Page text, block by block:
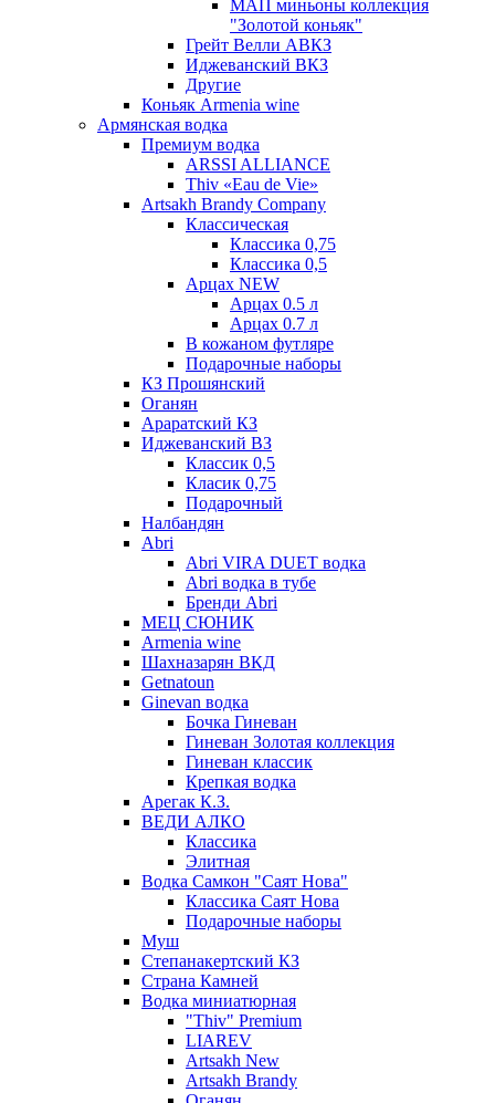
МАП миньоны коллекция
"Золотой коньяк"
Грейт Велли АВКЗ
Иджеванский ВКЗ
Другие
Коньяк Armenia wine
Армянская водка
Премиум водка
ARSSI ALLIANCE
Thiv «Eau de Vie»
Artsakh Brandy Company
Классическая
Классика 0,75
Классика 0,5
Арцах NEW
Арцах 0.5 л
Арцах 0.7 л
В кожаном футляре
Подарочные наборы
КЗ Прошянский
Оганян
Араратский КЗ
Иджеванский ВЗ
Классик 0,5
Класик 0,75
Подарочный
Налбандян
Abri
Abri VIRA DUET водка
Abri водка в тубе
Бренди Abri
МЕЦ СЮНИК
Armenia wine
Шахназарян ВКД
Getnatoun
Ginevan водка
Бочка Гиневан
Гиневан Золотая коллекция
Гиневан классик
Крепкая водка
Арегак К.З.
ВЕДИ АЛКО
Классика
Элитная
Водка Самкон "Саят Нова"
Классика Саят Нова
Подарочные наборы
Муш
Степанакертский КЗ
Страна Камней
Водка миниатюрная
"Thiv" Premium
LIAREV
Artsakh New
Artsakh Brandy